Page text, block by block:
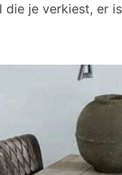
je verkiest, er